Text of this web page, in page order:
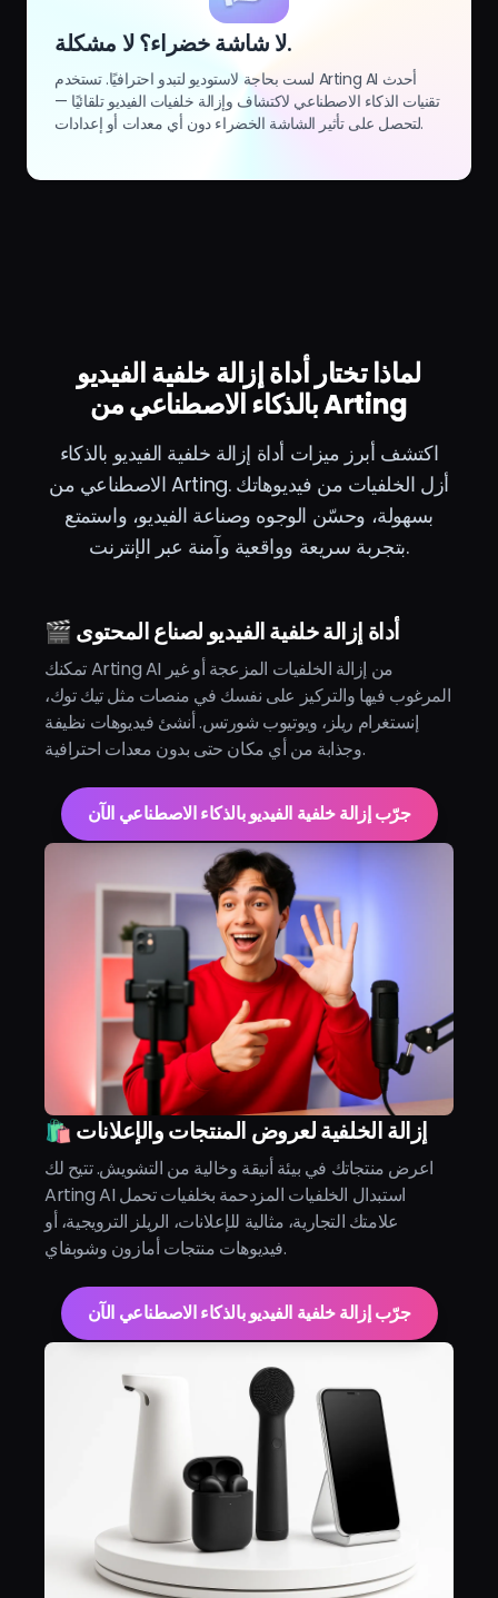
لا شاشة خضراء؟ لا مشكلة.
لست بحاجة لاستوديو لتبدو احترافيًا. تستخدم Arting AI أحدث
تقنيات الذكاء الاصطناعي لاكتشاف وإزالة خلفيات الفيديو تلقائيًا —
لتحصل على تأثير الشاشة الخضراء دون أي معدات أو إعدادات.
لماذا تختار أداة إزالة خلفية الفيديو
بالذكاء الاصطناعي من Arting
اكتشف أبرز ميزات أداة إزالة خلفية الفيديو بالذكاء
الاصطناعي من Arting. أزل الخلفيات من فيديوهاتك
بسهولة، وحسّن الوجوه وصناعة الفيديو، واستمتع
بتجربة سريعة وواقعية وآمنة عبر الإنترنت.
🎬 أداة إزالة خلفية الفيديو لصناع المحتوى
تمكنك Arting AI من إزالة الخلفيات المزعجة أو غير
المرغوب فيها والتركيز على نفسك في منصات مثل تيك توك،
إنستغرام ريلز، ويوتيوب شورتس. أنشئ فيديوهات نظيفة
وجذابة من أي مكان حتى بدون معدات احترافية.
جرّب إزالة خلفية الفيديو بالذكاء الاصطناعي الآن
🛍️ إزالة الخلفية لعروض المنتجات والإعلانات
اعرض منتجاتك في بيئة أنيقة وخالية من التشويش. تتيح لك
Arting AI استبدال الخلفيات المزدحمة بخلفيات تحمل
علامتك التجارية، مثالية للإعلانات، الريلز الترويجية، أو
فيديوهات منتجات أمازون وشوبفاي.
جرّب إزالة خلفية الفيديو بالذكاء الاصطناعي الآن